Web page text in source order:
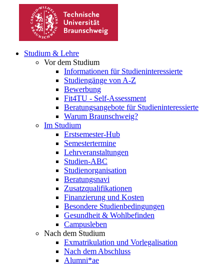
Studium & Lehre
Vor dem Studium
Informationen für Studieninteressierte
Studiengänge von A-Z
Bewerbung
Fit4TU - Self-Assessment
Beratungsangebote für Studieninteressierte
Warum Braunschweig?
Im Studium
Erstsemester-Hub
Semestertermine
Lehrveranstaltungen
Studien-ABC
Studienorganisation
Beratungsnavi
Zusatzqualifikationen
Finanzierung und Kosten
Besondere Studienbedingungen
Gesundheit & Wohlbefinden
Campusleben
Nach dem Studium
Exmatrikulation und Vorlegalisation
Nach dem Abschluss
Alumni*ae